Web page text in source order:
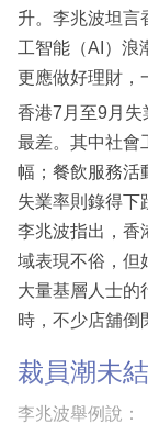
升。李兆波坦言
工智能（AI）浪
更應做好理財，
香港7月至9月失
最差。其中社會
幅；餐飲服務活
失業率則錄得下
李兆波指出，香
域表現不俗，但
大量基層人士的
時，不少店舖倒
裁員潮未
李兆波舉例說：